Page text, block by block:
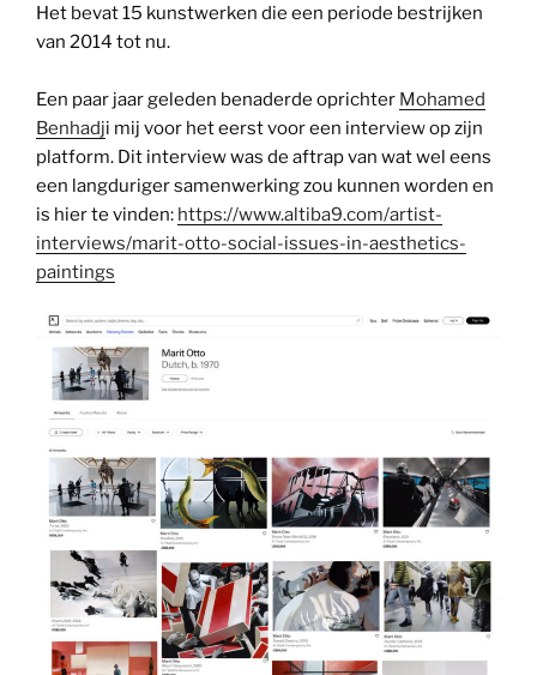
Het bevat 15 kunstwerken die een periode bestrijken
van 2014 tot nu.
Een paar jaar geleden benaderde oprichter Mohamed
Benhadji mij voor het eerst voor een interview op zijn
platform. Dit interview was de aftrap van wat wel eens
een langduriger samenwerking zou kunnen worden en
is hier te vinden: https://www.altiba9.com/artist-
interviews/marit-otto-social-issues-in-aesthetics-
paintings